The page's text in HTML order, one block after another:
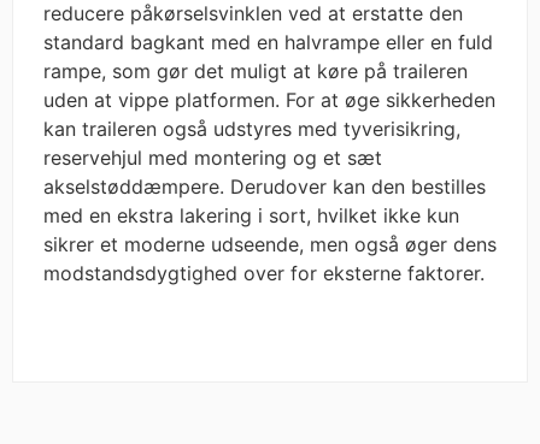
reducere påkørselsvinklen ved at erstatte den
standard bagkant med en halvrampe eller en fuld
rampe, som gør det muligt at køre på traileren
uden at vippe platformen. For at øge sikkerheden
kan traileren også udstyres med tyverisikring,
reservehjul med montering og et sæt
akselstøddæmpere. Derudover kan den bestilles
med en ekstra lakering i sort, hvilket ikke kun
sikrer et moderne udseende, men også øger dens
modstandsdygtighed over for eksterne faktorer.